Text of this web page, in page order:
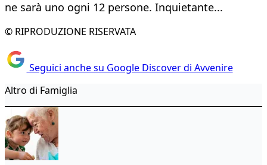
ne sarà uno ogni 12 persone. Inquietante...
© RIPRODUZIONE RISERVATA
Seguici anche su Google Discover di Avvenire
Altro di Famiglia